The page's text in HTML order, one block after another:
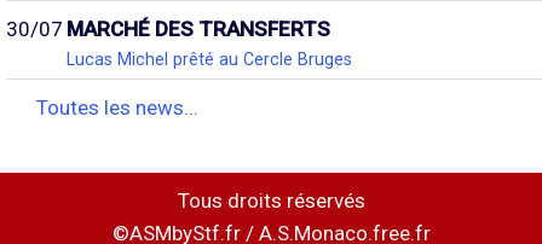
30/07 MARCHÉ DES TRANSFERTS
Lucas Michel prêté au Cercle Bruges
Toutes les news...
Tous droits réservés
©ASMbyStf.fr / A.S.Monaco.free.fr